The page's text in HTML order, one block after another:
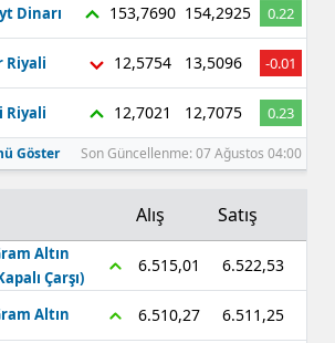
Dinarı 153,7690 154,2925 0.22
Riyali 12,5754 13,5096 -0.01
Riyali 12,7021 12,7075 0.23
Göster Son Güncellenme: 07 Ağustos 04:00
Alış Satış
Altın
Çarşı)
6.515,01 6.522,53
Altın 6.510,27 6.511,25